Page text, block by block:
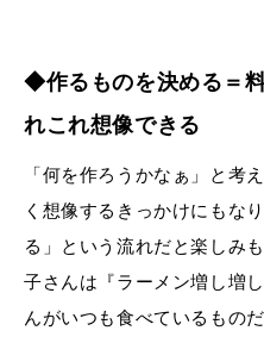
◆作るものを決める＝
れこれ想像できる
「何を作ろうかなぁ」と考
く想像するきっかけにもな
る」という流れだと楽しみ
子さんは『ラーメン増し増
んがいつも食べているもの